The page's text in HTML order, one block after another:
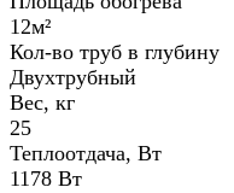
12м²
Кол-во труб в глубину
Двухтрубный
Вес, кг
25
Теплоотдача, Вт
1178 Вт